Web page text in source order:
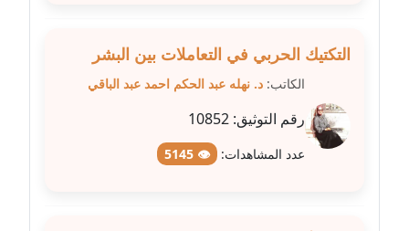
عاملة
مدونة سوميه الالفي
عاملة
مدونة شادي الربابعة
التكتيك الحربي في التعاملات بين البشر
الكاتب: د. نهله عبد الحكم احمد عبد الباقي
رقم التوثيق: 10852
عدد المشاهدات: 👁 5145